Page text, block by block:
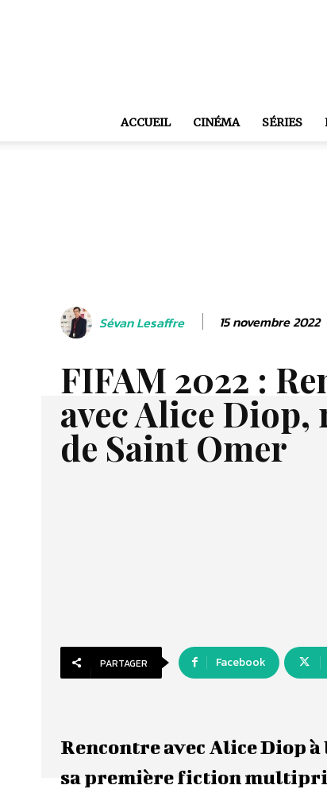
ACCUEIL CINÉMA SÉRIES
Sévan Lesaffre 15 novembre 2022
FIFAM 2022 :
avec Alice
de Saint Omer
PARTAGER Facebook
Rencontre avec Alice Diop
sa première fiction